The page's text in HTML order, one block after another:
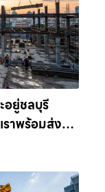
อยู่ชลบุรี
าพร้อมส่งรถ